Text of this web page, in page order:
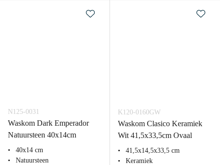
N125-0031
Waskom Dark Emperador
Natuursteen 40x14cm
40x14 cm
Natuursteen
K120-0160GW
Waskom Clasico Keramiek
Wit 41,5x33,5cm Ovaal
41,5x14,5x33,5 cm
Keramiek